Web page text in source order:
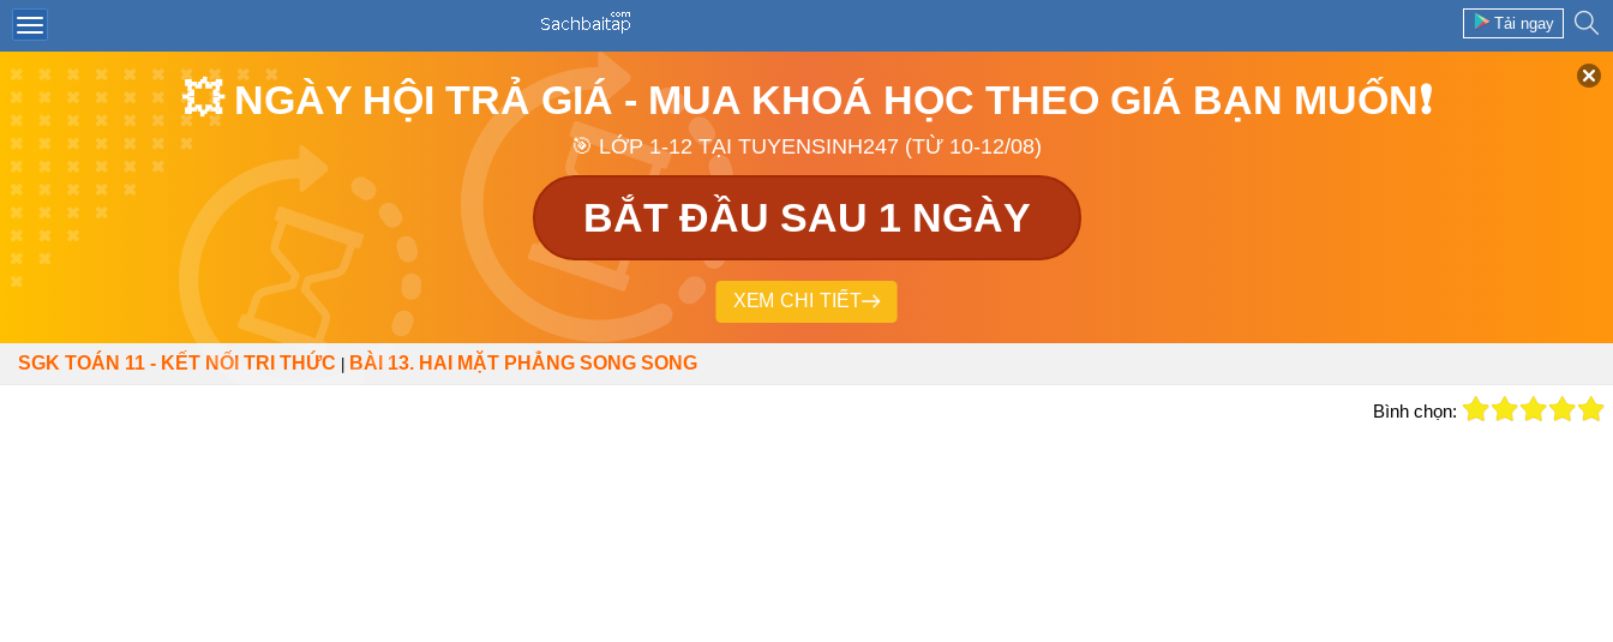
Tải ngay
💥 NGÀY HỘI TRẢ GIÁ - MUA KHOÁ HỌC THEO GIÁ BẠN MUỐN❗
🎯 LỚP 1-12 TẠI TUYENSINH247 (TỪ 10-12/08)
BẮT ĐẦU SAU 1 NGÀY
XEM CHI TIẾT
SGK TOÁN 11 - KẾT NỐI TRI THỨC BÀI 13. HAI MẶT PHẲNG SONG SONG
Bình chọn: